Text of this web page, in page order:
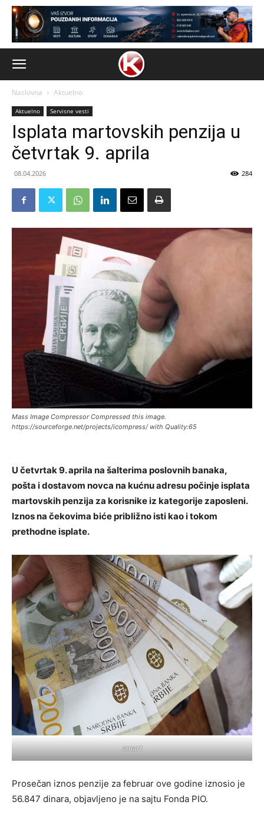
Naslovna Aktuelno
Aktuelno Servisne vesti
Isplata martovskih penzija u
četvrtak 9. aprila
08.04.2026 284
Mass Image Compressor Compressed this image.
https://sourceforge.net/projects/icompress/ with Quality:65
U četvrtak 9. aprila na šalterima poslovnih banaka,
pošta i dostavom novca na kućnu adresu počinje isplata
martovskih penzija za korisnike iz kategorije zaposleni.
Iznos na čekovima biće približno isti kao i tokom
prethodne isplate.
smart
Prosečan iznos penzije za februar ove godine iznosio je
56.847 dinara, objavljeno je na sajtu Fonda PIO.